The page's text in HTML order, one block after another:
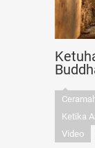
Ketika
Video